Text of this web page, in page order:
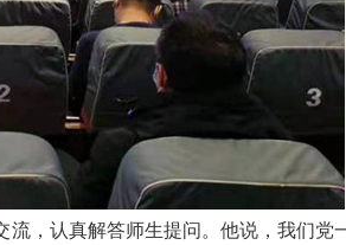
，认真解答师生提问。他说，我们党